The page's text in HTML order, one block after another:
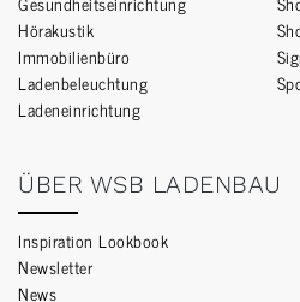
Hörakustik
Immobilienbüro
Ladenbeleuchtung
Ladeneinrichtung
ÜBER WSB LADENBAU
Inspiration Lookbook
Newsletter
News